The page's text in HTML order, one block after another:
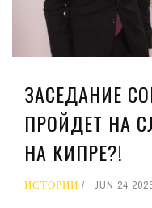
ЗАСЕДАНИЕ
ПРОЙДЕТ НА
НА КИПРЕ?!
ИСТОРИИ JUN 24